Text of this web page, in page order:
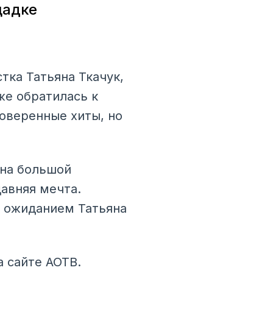
Татьяна Ткачук,
обратилась к
хиты, но
большой
мечта.
Татьяна
сайте АОТВ.